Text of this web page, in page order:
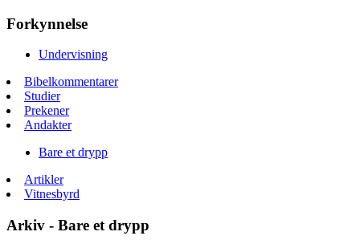
Forkynnelse
Undervisning
Bibelkommentarer
Studier
Prekener
Andakter
Bare et drypp
Artikler
Vitnesbyrd
Arkiv - Bare et drypp